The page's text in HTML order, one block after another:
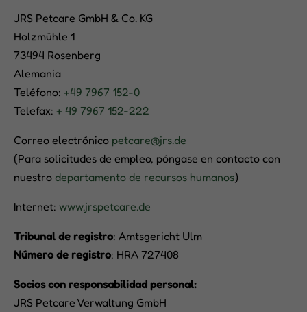
JRS Petcare GmbH & Co. KG
Holzmühle 1
73494 Rosenberg
Alemania
Teléfono: +49 7967 152-0
Telefax: + 49 7967 152-222
Correo electrónico petcare@jrs.de
(Para solicitudes de empleo, póngase en contacto con
nuestro departamento de recursos humanos)
Internet: www.jrspetcare.de
Tribunal de registro: Amtsgericht Ulm
Número de registro: HRA 727408
Socios con responsabilidad personal:
JRS Petcare Verwaltung GmbH